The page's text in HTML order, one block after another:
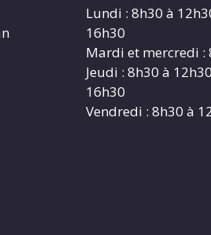
Lundi : 8h30 à
16h30
Mardi et mercredi :
Jeudi : 8h30 à
16h30
Vendredi : 8h30 à